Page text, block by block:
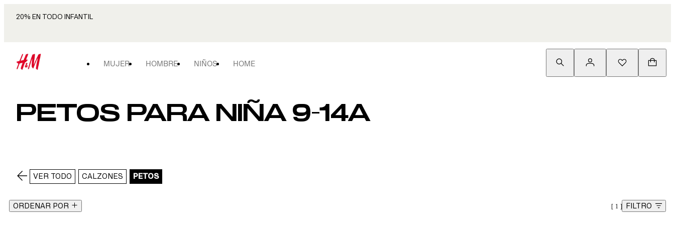
20% EN TODO INFANTIL
MUJER HOMBRE NIÑOS HOME
PETOS PARA NIÑA 9-14A
VER TODO CALZONES PETOS
ORDENAR POR 1 FILTRO